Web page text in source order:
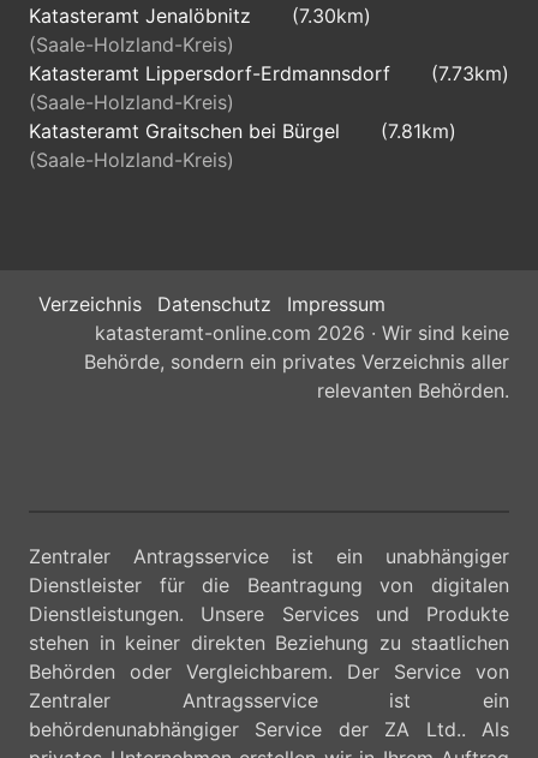
Katasteramt Jenalöbnitz
(7.30km)
(Saale-Holzland-Kreis)
Katasteramt Lippersdorf-Erdmannsdorf
(7.73km)
(Saale-Holzland-Kreis)
Katasteramt Graitschen bei Bürgel
(7.81km)
(Saale-Holzland-Kreis)
Verzeichnis Datenschutz
Impressum
katasteramt-online.com 2026 · Wir sind keine
Behörde, sondern ein privates Verzeichnis aller
relevanten Behörden.
Zentraler Antragsservice ist ein unabhängiger
Dienstleister für die Beantragung von digitalen
Dienstleistungen. Unsere Services und Produkte
stehen in keiner direkten Beziehung zu staatlichen
Behörden oder Vergleichbarem. Der Service von
Zentraler Antragsservice ist ein
behördenunabhängiger Service der ZA Ltd.. Als